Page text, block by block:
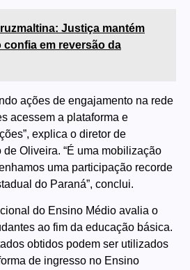
Justiça mantém
em reversão da
ações de engajamento na rede
acessem a plataforma e
explica o diretor de
Oliveira. “É uma mobilização
uma participação recorde
do Paraná”, conclui.
do Ensino Médio avalia o
ao fim da educação básica.
obtidos podem ser utilizados
de ingresso no Ensino